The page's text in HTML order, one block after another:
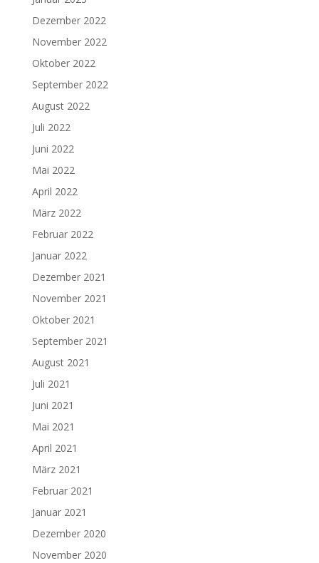
Dezember 2022
November 2022
Oktober 2022
September 2022
August 2022
Juli 2022
Juni 2022
Mai 2022
April 2022
März 2022
Februar 2022
Januar 2022
Dezember 2021
November 2021
Oktober 2021
September 2021
August 2021
Juli 2021
Juni 2021
Mai 2021
April 2021
März 2021
Februar 2021
Januar 2021
Dezember 2020
November 2020